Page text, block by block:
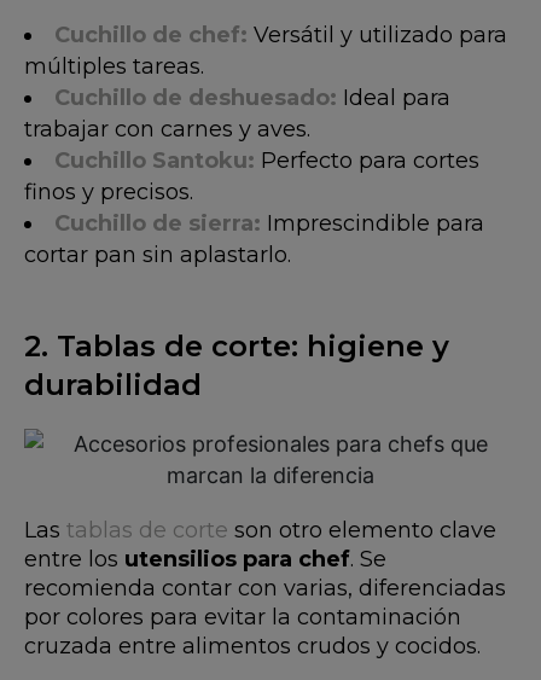
Cuchillo de chef: Versátil y utilizado para
múltiples tareas.
Cuchillo de deshuesado: Ideal para
trabajar con carnes y aves.
Cuchillo Santoku: Perfecto para cortes
finos y precisos.
Cuchillo de sierra: Imprescindible para
cortar pan sin aplastarlo.
2. Tablas de corte: higiene y
durabilidad
Las tablas de corte son otro elemento clave
entre los utensilios para chef. Se
recomienda contar con varias, diferenciadas
por colores para evitar la contaminación
cruzada entre alimentos crudos y cocidos.